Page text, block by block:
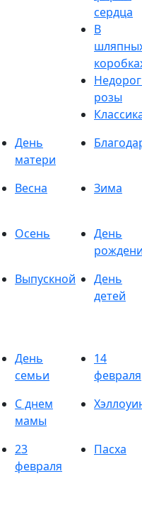
сердца
В
розы
День
матери
Весна Зима
Осень
День
Выпускной
День
детей
День
семьи
14
февраля
С днем
мамы
23
февраля
Пасха